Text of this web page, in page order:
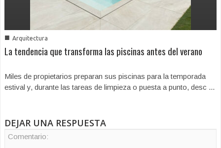
■ Arquitectura
La tendencia que transforma las piscinas antes del verano
Miles de propietarios preparan sus piscinas para la temporada
estival y, durante las tareas de limpieza o puesta a punto, desc ...
DEJAR UNA RESPUESTA